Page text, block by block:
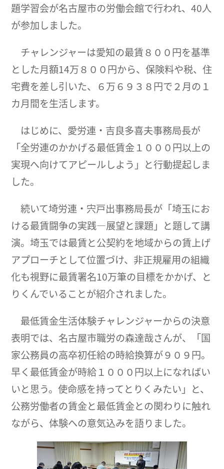
題学習会が名古屋市の労働会館で行われ、40人
が参加しました。
チャレンジャーは愛知の最賃８００円を基準
とした月額14万８００円から、保険料や税、住
宅費を差し引いた、６万６９３８円で２月の１
カ月間を生活します。
はじめに、愛労連・吉良多喜夫事務局長が
「全労連のかかげる最低賃金１０００円以上の
実現へ向けてアピールしよう」と行動提起しま
した。
続いて埼労連・宍戸出事務局長が「埼玉にお
ける最賃闘争の実践―展望と課題」と題して講
演。埼玉では最賃と公契約を地域からの賃上げ
アプローチとして位置づけ、非正規雇用の組織
化も視野に最賃署名10万筆の目標をかかげ、と
りくんでいることが紹介されました。
最低賃金生活体験チャレンジャーからの決意
表明では、名古屋市職労の森達哉さんが、「国
家公務員の高卒初任給の時給換算が９０９円。
早く最低賃金が時給１０００円以上になればい
いと思う。使命感を持ってとりくみたい」と、
公務労働者の賃金と最低賃金との関わりに触れ
ながら、体験への意気込みを語りました。